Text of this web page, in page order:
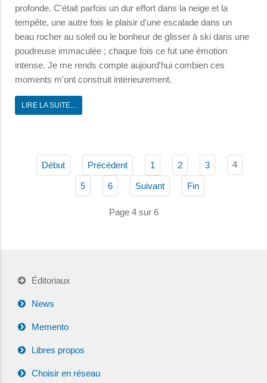
profonde. C'était parfois un dur effort dans la neige et la
tempête, une autre fois le plaisir d'une escalade dans un
beau rocher au soleil ou le bonheur de glisser à ski dans une
poudreuse immaculée ; chaque fois ce fut une émotion
intense. Je me rends compte aujourd'hui combien ces
moments m'ont construit intérieurement.
LIRE LA SUITE...
Début Précédent 1 2 3 4
5 6 Suivant Fin
Page 4 sur 6
Éditoriaux
News
Memento
Libres propos
Choisir en réseau